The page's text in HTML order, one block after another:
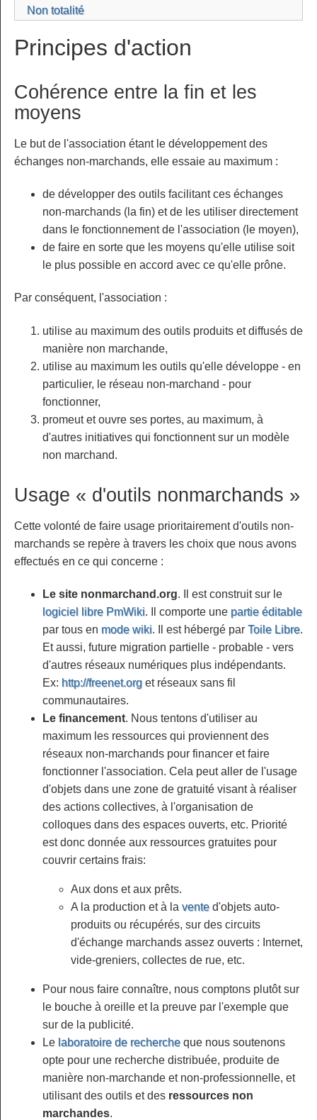
Non totalité
Principes d'action
Cohérence entre la fin et les
moyens
Le but de l'association étant le développement des
échanges non-marchands, elle essaie au maximum :
de développer des outils facilitant ces échanges
non-marchands (la fin) et de les utiliser directement
dans le fonctionnement de l'association (le moyen),
de faire en sorte que les moyens qu'elle utilise soit
le plus possible en accord avec ce qu'elle prône.
Par conséquent, l'association :
utilise au maximum des outils produits et diffusés de
manière non marchande,
utilise au maximum les outils qu'elle développe - en
particulier, le réseau non-marchand - pour
fonctionner,
promeut et ouvre ses portes, au maximum, à
d'autres initiatives qui fonctionnent sur un modèle
non marchand.
Usage « d'outils nonmarchands »
Cette volonté de faire usage prioritairement d'outils non-
marchands se repère à travers les choix que nous avons
effectués en ce qui concerne :
Le site nonmarchand.org. Il est construit sur le
logiciel libre PmWiki. Il comporte une partie éditable
par tous en mode wiki. Il est hébergé par Toile Libre.
Et aussi, future migration partielle - probable - vers
d'autres réseaux numériques plus indépendants.
Ex: http://freenet.org et réseaux sans fil
communautaires.
Le financement. Nous tentons d'utiliser au
maximum les ressources qui proviennent des
réseaux non-marchands pour financer et faire
fonctionner l'association. Cela peut aller de l'usage
d'objets dans une zone de gratuité visant à réaliser
des actions collectives, à l'organisation de
colloques dans des espaces ouverts, etc. Priorité
est donc donnée aux ressources gratuites pour
couvrir certains frais:
Aux dons et aux prêts.
A la production et à la vente d'objets auto-
produits ou récupérés, sur des circuits
d'échange marchands assez ouverts : Internet,
vide-greniers, collectes de rue, etc.
Pour nous faire connaître, nous comptons plutôt sur
le bouche à oreille et la preuve par l'exemple que
sur de la publicité.
Le laboratoire de recherche que nous soutenons
opte pour une recherche distribuée, produite de
manière non-marchande et non-professionnelle, et
utilisant des outils et des ressources non
marchandes.